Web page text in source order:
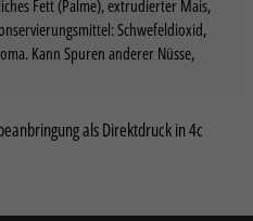
Fett (Palme), extrudierter Mais,
Schwefeldioxid,
Kann Spuren anderer Nüsse,
als Direktdruck in 4c
akzeptieren
Funktionen und sind für die